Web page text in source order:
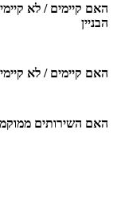
האם קיימים / לא
הבניין
האם קיימים / לא
האם השירותים